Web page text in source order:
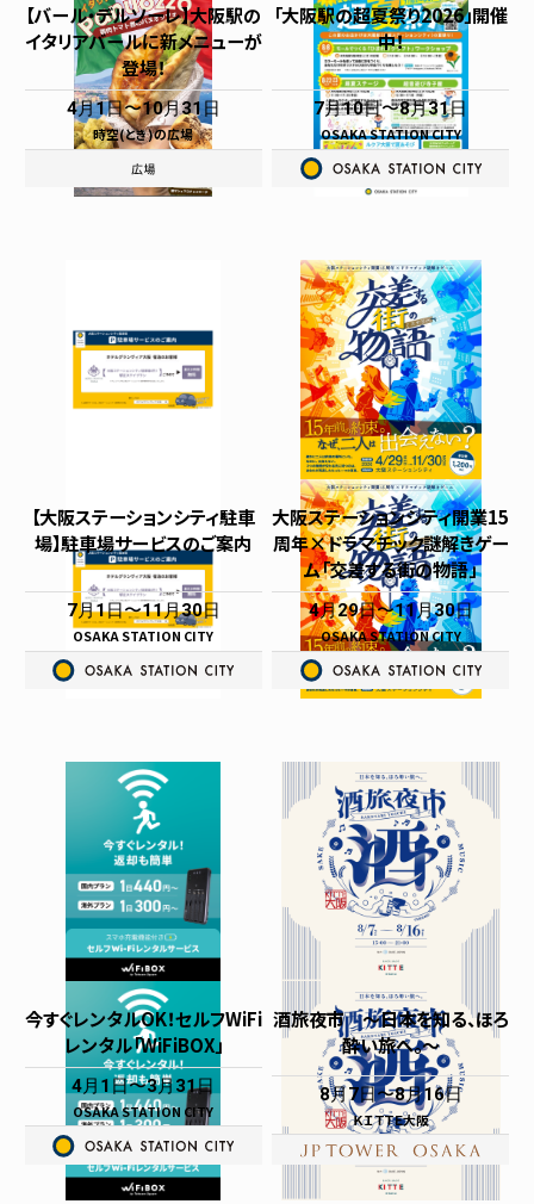
【バール・デルソーレ】大阪駅の
イタリアバールに新メニューが
登場！
4月1日 10月31日
時空(とき)の広場
「大阪駅の超夏祭り2026」開催
中！
7月10日 8月31日
OSAKA STATION CITY
【大阪ステーションシティ駐車
場】駐車場サービスのご案内
7月1日 11月30日
OSAKA STATION CITY
大阪ステーションシティ開業15
周年×ドラマチック謎解きゲー
ム「交差する街の物語」
4月29日 11月30日
OSAKA STATION CITY
今すぐレンタルOK！セルフWiFi
レンタル「WiFiBOX」
4月1日 3月31日
OSAKA STATION CITY
酒旅夜市 〜日本を知る、ほろ
酔い旅へ。〜
8月7日 8月16日
ＫＩＴＴＥ大阪